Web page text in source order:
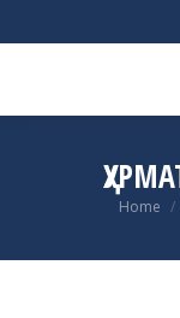
You
Home